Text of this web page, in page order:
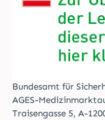
Bundesamt für
AGES-
Traisengasse 5, A-